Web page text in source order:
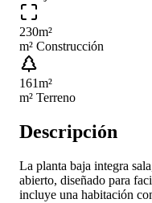
230m²
m² Construcción
161m²
m² Terreno
Descripción
La planta baja integra
abierto, diseñado para
incluye una habitación